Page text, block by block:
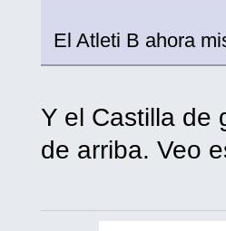
El Atleti B ahora
Y el Castilla de
de arriba. Veo